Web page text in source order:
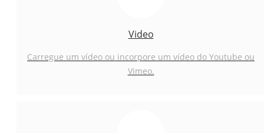
Video
Carregue um vídeo ou incorpore um vídeo do Youtube ou
Vimeo.